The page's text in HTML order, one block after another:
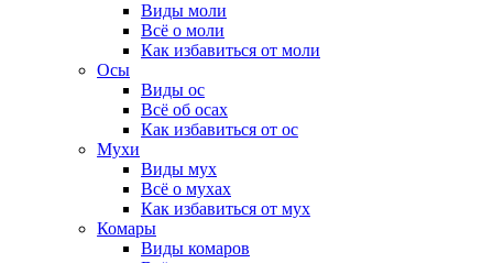
Виды моли
Всё о моли
Как избавиться от моли
Осы
Виды ос
Всё об осах
Как избавиться от ос
Мухи
Виды мух
Всё о мухах
Как избавиться от мух
Комары
Виды комаров